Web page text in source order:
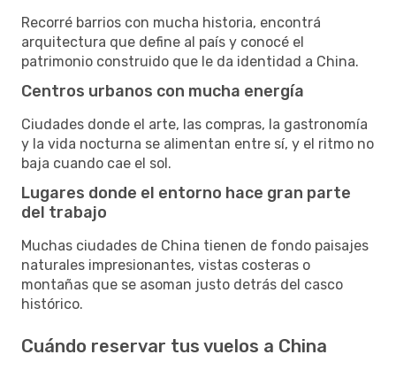
Recorré barrios con mucha historia, encontrá
arquitectura que define al país y conocé el
patrimonio construido que le da identidad a China.
Centros urbanos con mucha energía
Ciudades donde el arte, las compras, la gastronomía
y la vida nocturna se alimentan entre sí, y el ritmo no
baja cuando cae el sol.
Lugares donde el entorno hace gran parte
del trabajo
Muchas ciudades de China tienen de fondo paisajes
naturales impresionantes, vistas costeras o
montañas que se asoman justo detrás del casco
histórico.
Cuándo reservar tus vuelos a China